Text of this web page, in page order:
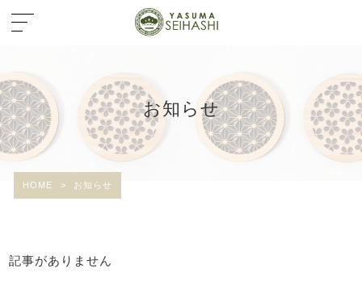
お知らせ
HOME > お知らせ
記事がありません